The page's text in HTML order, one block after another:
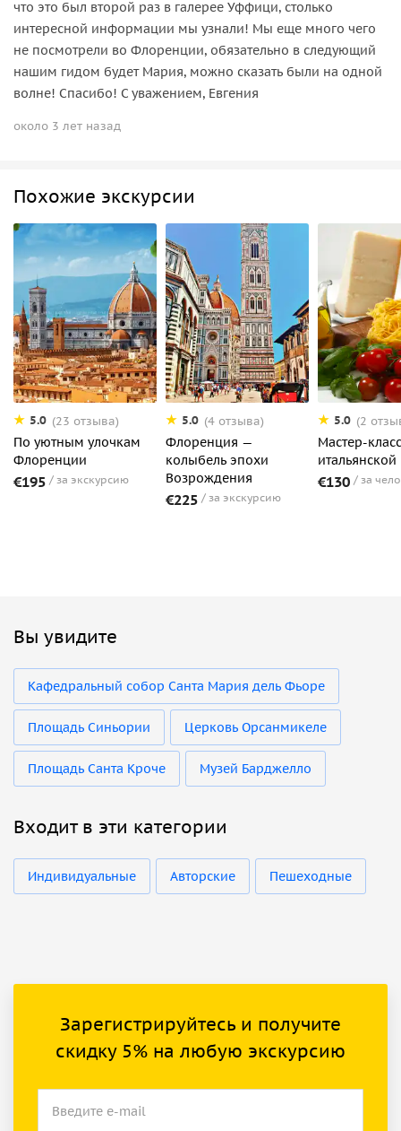
что это был второй раз в галерее Уффици, столько
интересной информации мы узнали! Мы еще много чего
не посмотрели во Флоренции, обязательно в следующий
нашим гидом будет Мария, можно сказать были на одной
волне! Спасибо! С уважением, Евгения
около 3 лет назад
Похожие экскурсии
5.0 (23 отзыва)
По уютным улочкам
Флоренции
€195 за экскурсию
5.0 (4 отзыва)
Флоренция —
колыбель эпохи
Возрождения
€225 за экскурсию
5.0 (2
Мастер-класс
итальянской
€130 за
Вы увидите
Кафедральный собор Санта Мария дель Фьоре
Площадь Синьории Церковь Орсанмикеле
Площадь Санта Кроче Музей Барджелло
Входит в эти категории
Индивидуальные Авторские Пешеходные
Зарегистрируйтесь и получите
скидку 5% на любую экскурсию